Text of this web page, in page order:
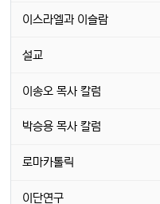
이스라엘과 이슬람
설교
이송오 목사 칼럼
박승용 목사 칼럼
로마카톨릭
이단연구